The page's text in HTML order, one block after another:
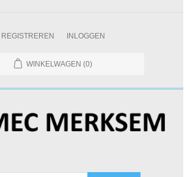
REGISTREREN INLOGGEN
WINKELWAGEN (0)